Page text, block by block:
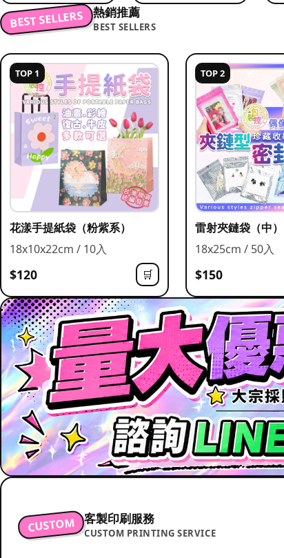
BEST SELLERS 熱銷推薦
BEST SELLERS
TOP 1
花漾手提紙袋（粉紫系）
18x10x22cm / 10入
$120 🛒
TOP 2
雷射夾鏈袋（中）
18x25cm / 50入
$150
CUSTOM 客製印刷服務
CUSTOM PRINTING SERVICE